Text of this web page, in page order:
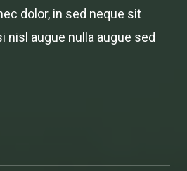
dolor, in sed neque sit
nisl augue nulla augue sed